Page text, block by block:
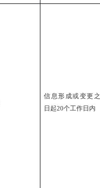
信息形成或变更之
日起20个工作日内